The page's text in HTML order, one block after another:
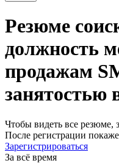
Резюме
должность
продажам
занятостью
Чтобы видеть все резюме,
После регистрации
Зарегистрироваться
За всё время